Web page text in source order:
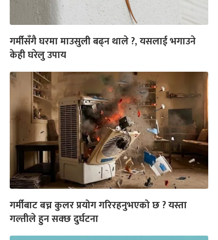
गर्मीसँगै घरमा माउसुली बढ्न थाले ?, यसलाई भगाउने
केही घरेलु उपाय
गर्मीबाट बच्न कुलर प्रयोग गरिरहनुभएको छ ? यस्ता
गल्तीले हुन सक्छ दुर्घटना